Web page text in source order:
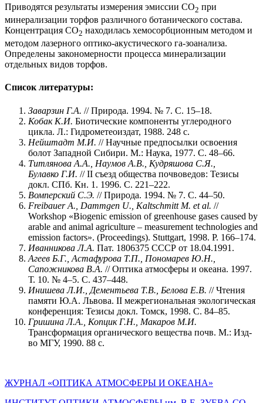
Приводятся результаты измерения эмиссии CO2 при
минерализации торфов различного ботанического состава.
Концентрация CO2 находилась хемосорбционным методом и
методом лазерного оптико-акустического га-зоанализа.
Определены закономерности процесса минерализации
отдельных видов торфов.
Список литературы:
Заварзин Г.А. // Природа. 1994. № 7. С. 15–18.
Кобак К.И. Биотические компоненты углеродного
цикла. Л.: Гидрометеоиздат, 1988. 248 с.
Нейштадт М.И. // Научные предпосылки освоения
болот Западной Сибири. М.: Наука, 1977. С. 48–66.
Титлянова А.А., Наумов А.В., Кудряшова С.Я.,
Булавко Г.И. // II съезд общества почвоведов: Тезисы
докл. СПб. Кн. 1. 1996. С. 221–222.
Вомперский С.Э. // Природа. 1994. № 7. С. 44–50.
Freibauer A., Dаmmgen U., Kaltschmitt M. et al. //
Workshop «Biogenic emission of greenhouse gases caused by
arable and animal agriculture – measurement technologies and
emission factors». (Proceedings). Stuttgart, 1998. P. 166–174.
Иванникова Л.А. Пат. 1806375 СССР от 18.04.1991.
Агеев Б.Г., Астафурова Т.П., Пономарев Ю.Н.,
Сапожникова В.А. // Оптика атмосферы и океана. 1997.
Т. 10. № 4–5. С. 437–448.
Инишева Л.И., Дементьева Т.В., Белова Е.В. // Чтения
памяти Ю.А. Львова. II межрегиональная экологическая
конференция: Тезисы докл. Томск, 1998. С. 84–85.
Гришина Л.А., Копцик Г.Н., Макаров М.И.
Трансформация органического вещества почв. М.: Изд-
во МГУ, 1990. 88 с.
ЖУРНАЛ «ОПТИКА АТМОСФЕРЫ И ОКЕАНА»